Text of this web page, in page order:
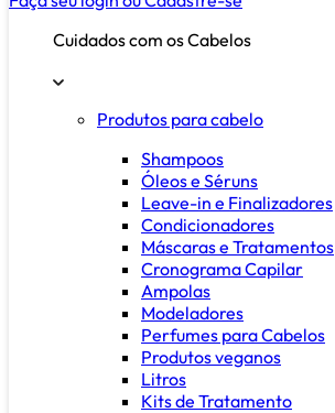
Cuidados com os Cabelos
Produtos para cabelo
Shampoos
Óleos e Séruns
Leave-in e Finalizadores
Condicionadores
Máscaras e Tratamentos
Cronograma Capilar
Ampolas
Modeladores
Perfumes para Cabelos
Produtos veganos
Litros
Kits de Tratamento